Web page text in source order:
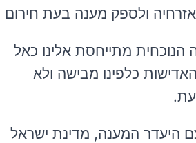
ולספק מענה בעת חירום.
הנוכחית מתייחסת אלינו כאל
כלפינו מבישה ולא
היעדר המענה, מדינת ישראל